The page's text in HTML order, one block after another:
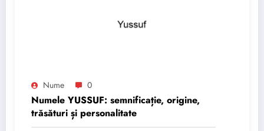
Nume 0
Numele YUSSUF: semnificație, origine,
trăsături și personalitate